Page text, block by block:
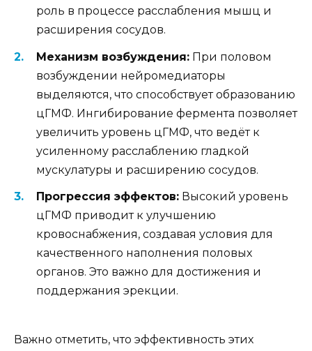
роль в процессе расслабления мышц и
расширения сосудов.
Механизм возбуждения: При половом
возбуждении нейромедиаторы
выделяются, что способствует образованию
цГМФ. Ингибирование фермента позволяет
увеличить уровень цГМФ, что ведёт к
усиленному расслаблению гладкой
мускулатуры и расширению сосудов.
Прогрессия эффектов: Высокий уровень
цГМФ приводит к улучшению
кровоснабжения, создавая условия для
качественного наполнения половых
органов. Это важно для достижения и
поддержания эрекции.
Важно отметить, что эффективность этих